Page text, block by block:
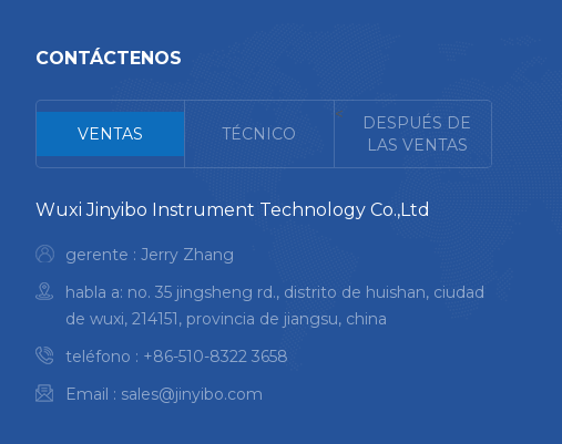
CONTÁCTENOS
VENTAS TÉCNICO
<
DESPUÉS DE
LAS VENTAS
Wuxi Jinyibo Instrument Technology Co.,Ltd
gerente : Jerry Zhang
habla a: no. 35 jingsheng rd., distrito de huishan, ciudad
de wuxi, 214151, provincia de jiangsu, china
teléfono : +86-510-8322 3658
Email : sales@jinyibo.com